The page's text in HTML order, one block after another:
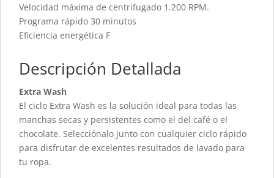
Velocidad máxima de centrifugado 1.200 RPM.
Programa rápido 30 minutos
Eficiencia energética F
Descripción Detallada
Extra Wash
El ciclo Extra Wash es la solución ideal para todas las
manchas secas y persistentes como el del café o el
chocolate. Selecciónalo junto con cualquier ciclo rápido
para disfrutar de excelentes resultados de lavado para
tu ropa.